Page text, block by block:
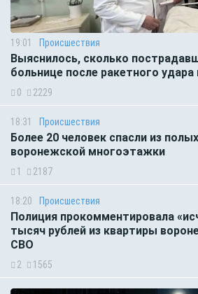
19:01 Происшествия
Выяснилось, сколько
больнице после ракетного
0 2229
18:31 Происшествия
Более 20 человек спасли из
воронежской многоэтажки
1 2187
18:20 Происшествия
Полиция прокомментировала
тысяч рублей из квартиры
СВО
2 1565